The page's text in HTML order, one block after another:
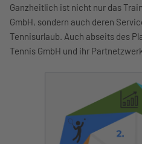
Ganzheitlich ist nicht nur das
GmbH, sondern auch deren
Tennisurlaub. Auch abseits des
Tennis GmbH und ihr